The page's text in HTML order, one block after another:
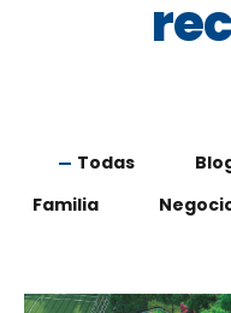
Todas
Familia